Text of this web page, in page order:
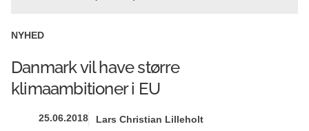
NYHED
Danmark vil have større
klimaambitioner i EU
25.06.2018
Lars Christian Lilleholt